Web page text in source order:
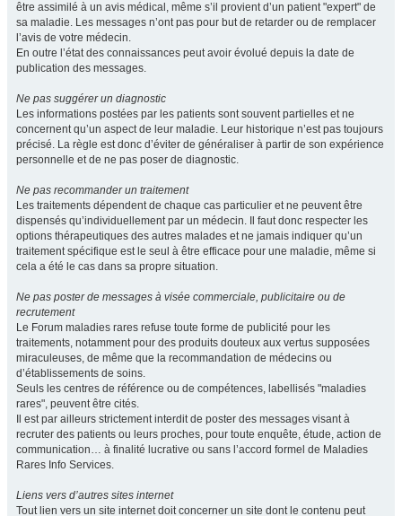
être assimilé à un avis médical, même s’il provient d’un patient "expert" de
sa maladie. Les messages n’ont pas pour but de retarder ou de remplacer
l’avis de votre médecin.
En outre l’état des connaissances peut avoir évolué depuis la date de
publication des messages.
Ne pas suggérer un diagnostic
Les informations postées par les patients sont souvent partielles et ne
concernent qu’un aspect de leur maladie. Leur historique n’est pas toujours
précisé. La règle est donc d’éviter de généraliser à partir de son expérience
personnelle et de ne pas poser de diagnostic.
Ne pas recommander un traitement
Les traitements dépendent de chaque cas particulier et ne peuvent être
dispensés qu’individuellement par un médecin. Il faut donc respecter les
options thérapeutiques des autres malades et ne jamais indiquer qu’un
traitement spécifique est le seul à être efficace pour une maladie, même si
cela a été le cas dans sa propre situation.
Ne pas poster de messages à visée commerciale, publicitaire ou de
recrutement
Le Forum maladies rares refuse toute forme de publicité pour les
traitements, notamment pour des produits douteux aux vertus supposées
miraculeuses, de même que la recommandation de médecins ou
d’établissements de soins.
Seuls les centres de référence ou de compétences, labellisés "maladies
rares", peuvent être cités.
Il est par ailleurs strictement interdit de poster des messages visant à
recruter des patients ou leurs proches, pour toute enquête, étude, action de
communication… à finalité lucrative ou sans l’accord formel de Maladies
Rares Info Services.
Liens vers d’autres sites internet
Tout lien vers un site internet doit concerner un site dont le contenu peut